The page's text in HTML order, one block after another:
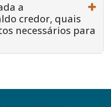
a
credor, quais
necessários para